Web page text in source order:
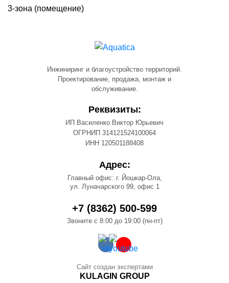
3-зона (помещение)
Инжиниринг и благоустройство территорий.
Проектирование, продажа, монтаж и
обслуживание.
Реквизиты:
ИП Василенко Виктор Юрьевич
ОГРНИП 314121524100064
ИНН 120501188408
Адрес:
Главный офис: г. Йошкар-Ола,
ул. Луначарского 99, офис 1
+7 (8362) 500-599
Звоните с 8:00 до 19:00 (пн-пт)
Сайт создан экспертами
KULAGIN GROUP